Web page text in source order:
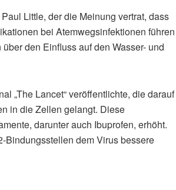
Little, der die Meinung vertrat, dass
bei Atemwegsinfektionen führen
den Einfluss auf den Wasser- und
„The Lancet“ veröffentlichte, die darauf
in die Zellen gelangt. Diese
darunter auch Ibuprofen, erhöht.
Bindungsstellen dem Virus bessere